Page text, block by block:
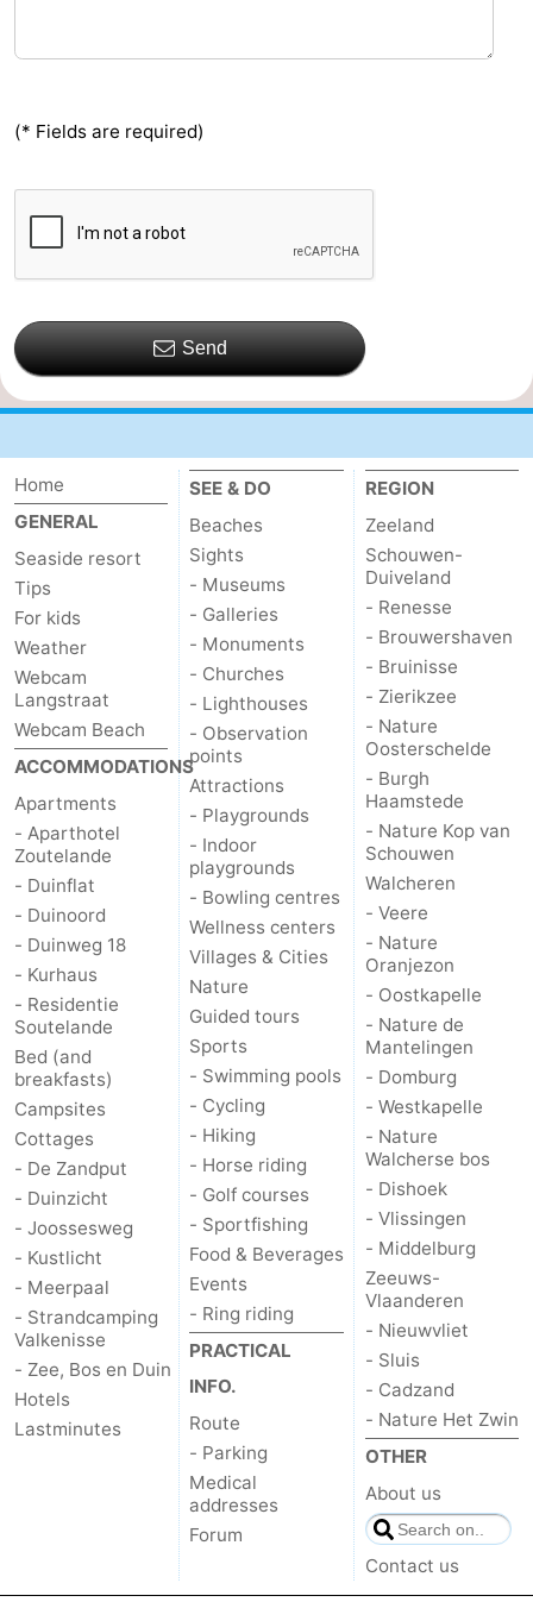
(* Fields are required)
Send
Home
GENERAL
Seaside resort
Tips
For kids
Weather
Webcam
Langstraat
Webcam Beach
ACCOMMODATIONS
Apartments
- Aparthotel
Zoutelande
- Duinflat
- Duinoord
- Duinweg 18
- Kurhaus
- Residentie
Soutelande
Bed (and
breakfasts)
Campsites
Cottages
- De Zandput
- Duinzicht
- Joossesweg
- Kustlicht
- Meerpaal
- Strandcamping
Valkenisse
- Zee, Bos en Duin
Hotels
Lastminutes
SEE & DO
Beaches
Sights
- Museums
- Galleries
- Monuments
- Churches
- Lighthouses
- Observation
points
Attractions
- Playgrounds
- Indoor
playgrounds
- Bowling centres
Wellness centers
Villages & Cities
Nature
Guided tours
Sports
- Swimming pools
- Cycling
- Hiking
- Horse riding
- Golf courses
- Sportfishing
Food & Beverages
Events
- Ring riding
PRACTICAL
INFO.
Route
- Parking
Medical
addresses
Forum
REGION
Zeeland
Schouwen-
Duiveland
- Renesse
- Brouwershaven
- Bruinisse
- Zierikzee
- Nature
Oosterschelde
- Burgh
Haamstede
- Nature Kop van
Schouwen
Walcheren
- Veere
- Nature
Oranjezon
- Oostkapelle
- Nature de
Mantelingen
- Domburg
- Westkapelle
- Nature
Walcherse bos
- Dishoek
- Vlissingen
- Middelburg
Zeeuws-
Vlaanderen
- Nieuwvliet
- Sluis
- Cadzand
- Nature Het Zwin
OTHER
About us
Contact us